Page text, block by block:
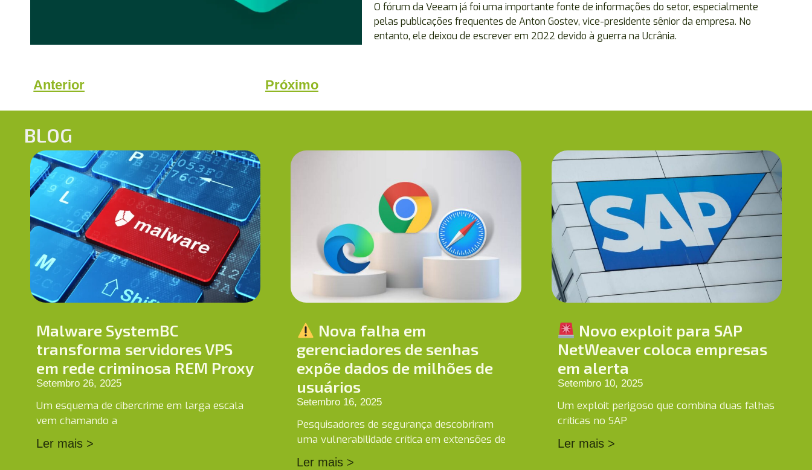
O fórum da Veeam já foi uma importante fonte de informações do setor, especialmente
pelas publicações frequentes de Anton Gostev, vice-presidente sênior da empresa. No
entanto, ele deixou de escrever em 2022 devido à guerra na Ucrânia.
Anterior Próximo
BLOG
Malware SystemBC
transforma servidores VPS
em rede criminosa REM Proxy
Setembro 26, 2025
Um esquema de cibercrime em larga escala
vem chamando a
Ler mais >
Nova falha em
gerenciadores de senhas
expõe dados de milhões de
usuários
Setembro 16, 2025
Pesquisadores de segurança descobriram
uma vulnerabilidade crítica em extensões de
Ler mais >
Novo exploit para SAP
NetWeaver coloca empresas
em alerta
Setembro 10, 2025
Um exploit perigoso que combina duas falhas
críticas no SAP
Ler mais >